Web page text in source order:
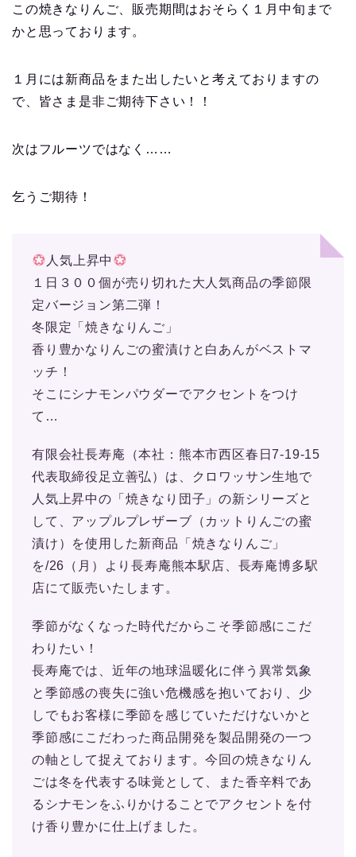
この焼きなりんご、販売期間はおそらく１月中旬まで
かと思っております。
１月には新商品をまた出したいと考えておりますの
で、皆さま是非ご期待下さい！！
次はフルーツではなく……
乞うご期待！
人気上昇中
１日３００個が売り切れた大人気商品の季節限
定バージョン第二弾！
冬限定「焼きなりんご」
香り豊かなりんごの蜜漬けと白あんがベストマ
ッチ！
そこにシナモンパウダーでアクセントをつけ
て…
有限会社長寿庵（本社：熊本市西区春日7-19-15
代表取締役足立善弘）は、クロワッサン生地で
人気上昇中の「焼きなり団子」の新シリーズと
して、アップルプレザーブ（カットりんごの蜜
漬け）を使用した新商品「焼きなりんご」
を/26（月）より長寿庵熊本駅店、長寿庵博多駅
店にて販売いたします。
季節がなくなった時代だからこそ季節感にこだ
わりたい！
⾧寿庵では、近年の地球温暖化に伴う異常気象
と季節感の喪失に強い危機感を抱いており、少
しでもお客様に季節を感じていただけないかと
季節感にこだわった商品開発を製品開発の一つ
の軸として捉えております。今回の焼きなりん
ごは冬を代表する味覚として、また香辛料であ
るシナモンをふりかけることでアクセントを付
け香り豊かに仕上げました。